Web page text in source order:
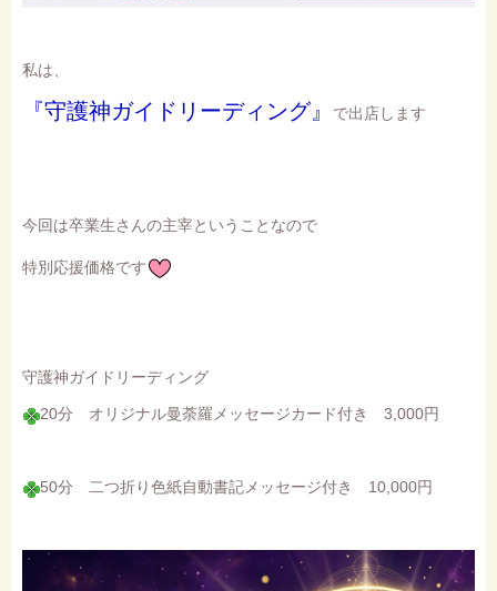
私は、
『守護神ガイドリーディング』 で出店します
今回は卒業生さんの主宰ということなので
特別応援価格です
守護神ガイドリーディング
20分 オリジナル曼荼羅メッセージカード付き 3,000円
50分 二つ折り色紙自動書記メッセージ付き 10,000円